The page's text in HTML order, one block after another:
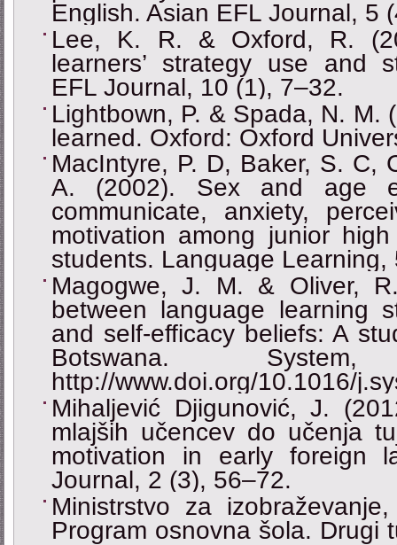
English. Asian EFL Journal, 5
Lee, K. R. & Oxford, R.
learners’ strategy use and
EFL Journal, 10 (1), 7–32.
Lightbown, P. & Spada, N. M.
learned. Oxford: Oxford
MacIntyre, P. D, Baker, S. C,
A. (2002). Sex and age
communicate, anxiety,
motivation among junior
students. Language Learning,
Magogwe, J. M. & Oliver,
between language learning
and self-efficacy beliefs: A
Botswana.
http://www.doi.org/10.1016/
Mihaljević Djigunović, J.
mlajših učencev do učenja
motivation in early foreign
Journal, 2 (3), 56–72.
Ministrstvo za
Program osnovna šola. Drugi